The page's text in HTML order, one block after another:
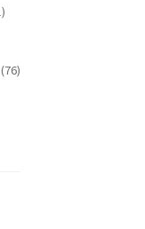
11
7676